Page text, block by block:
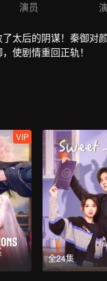
演员
太后的阴谋！秦御
使剧情重回正轨！
VIP
全24集